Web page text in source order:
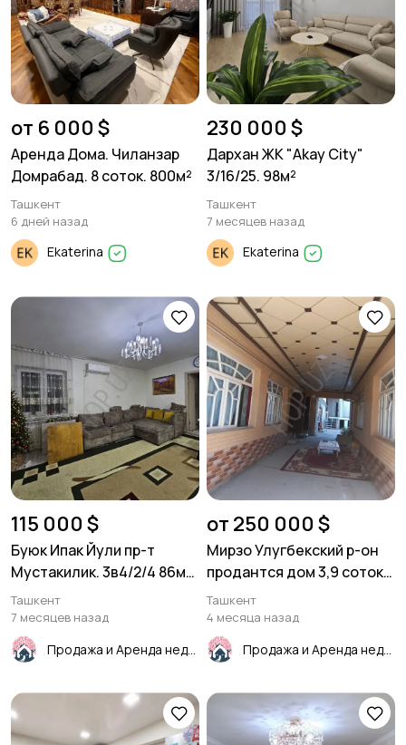
от 6 000 $
Аренда Дома. Чиланзар
Домрабад. 8 соток. 800м²
Ташкент
6 дней назад
Ekaterina
230 000 $
Дархан ЖК "Akay City"
3/16/25. 98м²
Ташкент
7 месяцев назад
Ekaterina
115 000 $
Буюк Ипак Йули пр-т
Мустакилик. 3в4/2/4 86м².
Кирпич.
Ташкент
7 месяцев назад
от 250 000 $
Мирзо Улугбекский р-он
продантся дом 3,9 соток.
Ул. Олтинтепа
Ташкент
4 месяца назад